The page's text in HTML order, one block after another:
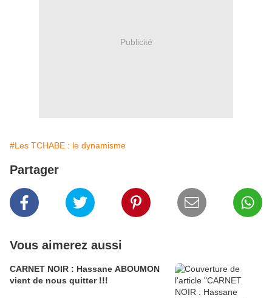
Publicité
#Les TCHABE : le dynamisme
Partager
Vous aimerez aussi
CARNET NOIR : Hassane ABOUMON
vient de nous quitter !!!